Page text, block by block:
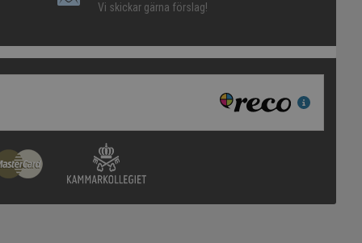
Vi skickar gärna förslag!